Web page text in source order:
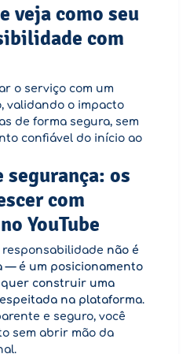
veja como seu
com
o serviço com um
validando o impacto
de forma segura, sem
confiável do início ao
os
com
YouTube
não é
— é um posicionamento
construir uma
na plataforma.
e seguro, você
sem abrir mão da